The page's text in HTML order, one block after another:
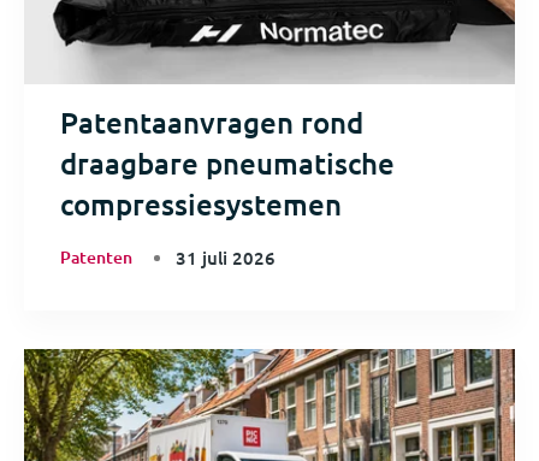
Patentaanvragen rond
draagbare pneumatische
compressiesystemen
Patenten 31 juli 2026